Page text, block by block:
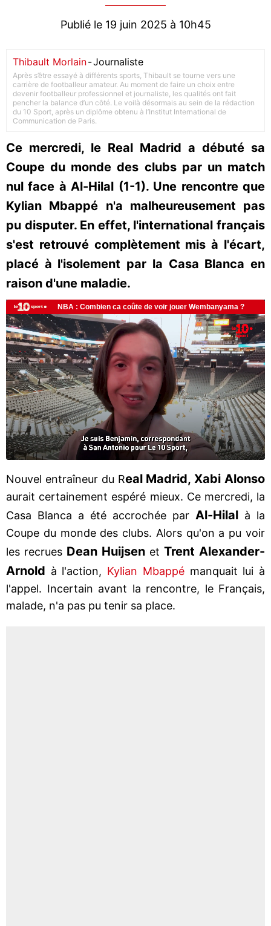
Publié le 19 juin 2025 à 10h45
Thibault Morlain-Journaliste
Après s’être essayé à différents sports, Thibault se tourne vers une
carrière de footballeur amateur. Au moment de faire un choix entre
devenir footballeur professionnel et journaliste, les qualités ont fait
pencher la balance d’un côté. Le voilà désormais au sein de la rédaction
du 10 Sport, après un diplôme obtenu à l’Institut International de
Communication de Paris.
Ce mercredi, le Real Madrid a débuté sa
Coupe du monde des clubs par un match
nul face à Al-Hilal (1-1). Une rencontre que
Kylian Mbappé n'a malheureusement pas
pu disputer. En effet, l'international français
s'est retrouvé complètement mis à l'écart,
placé à l'isolement par la Casa Blanca en
raison d'une maladie.
Nouvel entraîneur du Real Madrid, Xabi Alonso
aurait certainement espéré mieux. Ce mercredi, la
Casa Blanca a été accrochée par Al-Hilal à la
Coupe du monde des clubs. Alors qu'on a pu voir
les recrues Dean Huijsen et Trent Alexander-
Arnold à l'action, Kylian Mbappémanquait lui à
l'appel. Incertain avant la rencontre, le Français,
malade, n'a pas pu tenir sa place.